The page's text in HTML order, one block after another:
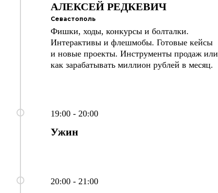
АЛЕКСЕЙ РЕДКЕВИЧ
Севастополь
Фишки, ходы, конкурсы и болталки.
Интерактивы и флешмобы. Готовые кейсы
и новые проекты. Инструменты продаж или
как зарабатывать миллион рублей в месяц.
19:00 - 20:00
Ужин
20:00 - 21:00